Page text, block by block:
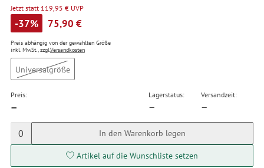
Jetzt statt 119,95 € UVP
-37% 75,90 €
Preis abhängig von der gewählten Größe
inkl. MwSt., zzgl.Versandkosten
Universalgröße
Preis:
—
Lagerstatus:
—
Versandzeit:
—
0 In den Warenkorb legen
Artikel auf die Wunschliste setzen